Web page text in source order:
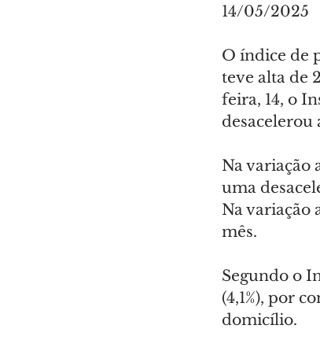
14/05/2025
O índice de
teve alta de
feira, 14, o
desacelerou
Na variação
uma
Na variação
mês.
Segundo o
(4,1%), por
domicílio.